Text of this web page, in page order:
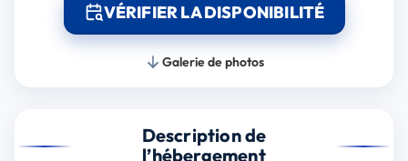
VÉRIFIER LA DISPONIBILITÉ
Galerie de photos
Description de
l’hébergement